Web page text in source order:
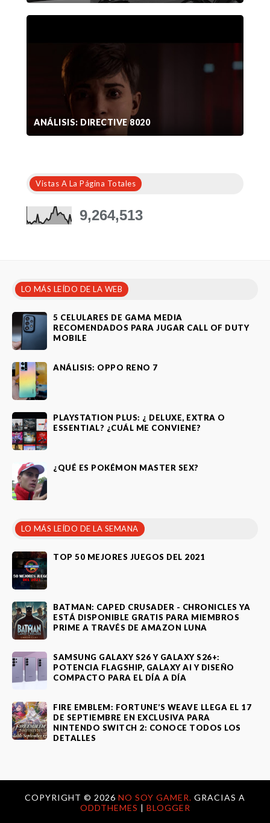
ANÁLISIS: DIRECTIVE 8020
Vistas A La Página Totales
9,264,513
LO MÁS LEÍDO DE LA WEB
5 CELULARES DE GAMA MEDIA
RECOMENDADOS PARA JUGAR CALL OF DUTY
MOBILE
ANÁLISIS: OPPO RENO 7
PLAYSTATION PLUS: ¿ DELUXE, EXTRA O
ESSENTIAL? ¿CUÁL ME CONVIENE?
¿QUÉ ES POKÉMON MASTER SEX?
LO MÁS LEÍDO DE LA SEMANA
TOP 50 MEJORES JUEGOS DEL 2021
BATMAN: CAPED CRUSADER - CHRONICLES YA
ESTÁ DISPONIBLE GRATIS PARA MIEMBROS
PRIME A TRAVÉS DE AMAZON LUNA
SAMSUNG GALAXY S26 Y GALAXY S26+:
POTENCIA FLAGSHIP, GALAXY AI Y DISEÑO
COMPACTO PARA EL DÍA A DÍA
FIRE EMBLEM: FORTUNE’S WEAVE LLEGA EL 17
DE SEPTIEMBRE EN EXCLUSIVA PARA
NINTENDO SWITCH 2: CONOCE TODOS LOS
DETALLES
COPYRIGHT © 2026 NO SOY GAMER. GRACIAS A
ODDTHEMES | BLOGGER